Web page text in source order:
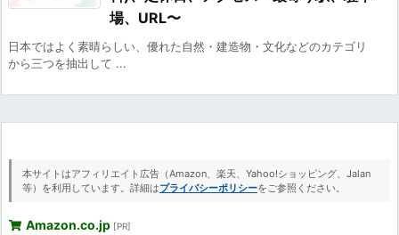
場、URL〜
日本ではよく素晴らしい、優れた自然・建造物・文化などのカテゴリ
から三つを抽出して ...
本サイトはアフィリエイト広告（Amazon、楽天、Yahoo!ショッピング、Jalan
等）を利用しています。詳細はプライバシーポリシーをご参照ください。
Amazon.co.jp [PR]